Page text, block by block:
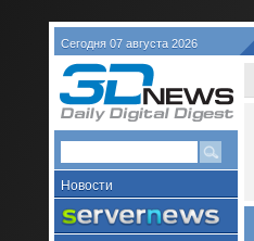
Сегодня 07 августа 2026
Новости